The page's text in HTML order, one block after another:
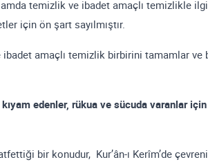
temizlik ve ibadet amaçlı temizlikle
için ön şart sayılmıştır.
amaçlı temizlik birbirini tamamlar ve
edenler, rükua ve sücuda varanlar
bir konudur, Kur’ân-ı Kerîm’de